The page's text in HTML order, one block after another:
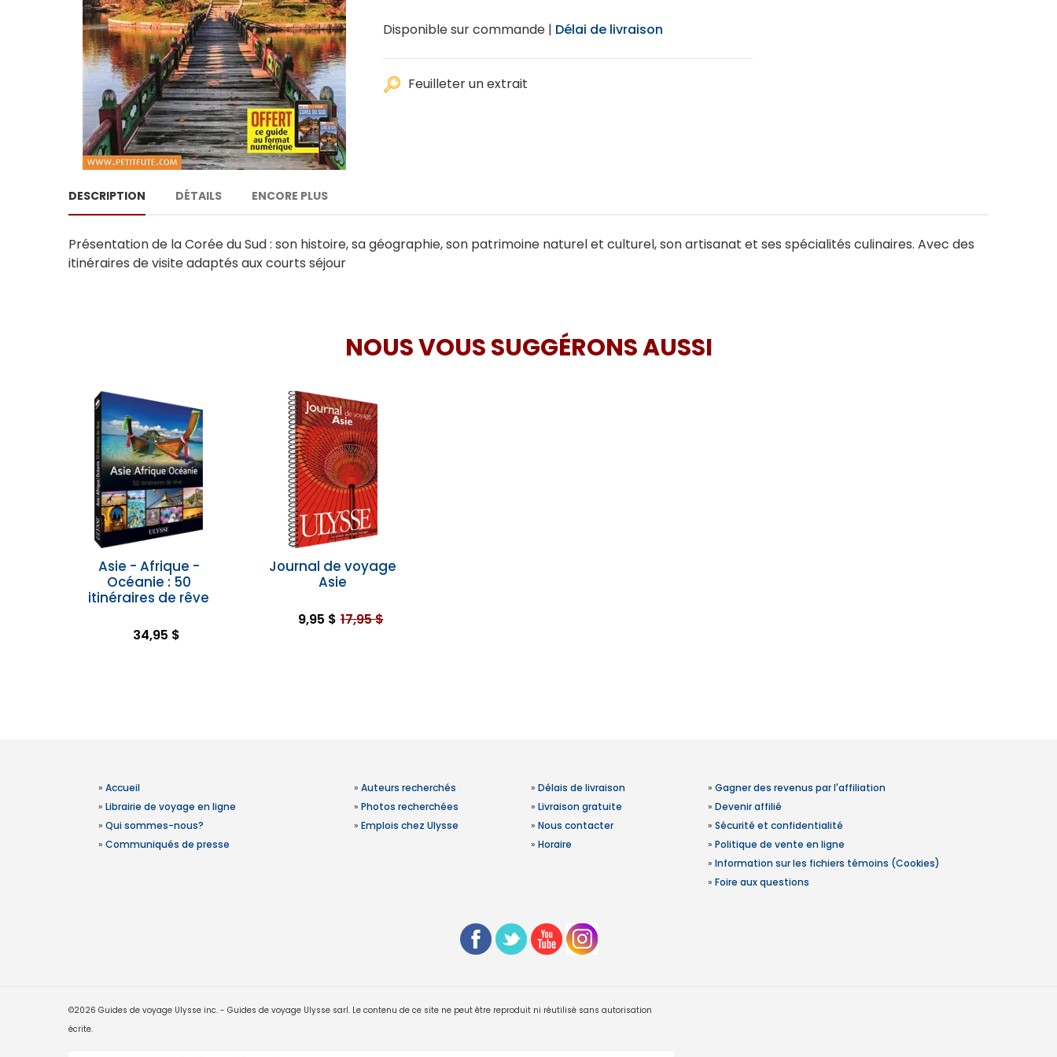
Disponible sur commande | Délai de livraison
Feuilleter un extrait
DESCRIPTION DÉTAILS ENCORE PLUS
Présentation de la Corée du Sud : son histoire, sa géographie, son patrimoine naturel et culturel, son artisanat et ses spécialités culinaires. Avec des
itinéraires de visite adaptés aux courts séjour
NOUS VOUS SUGGÉRONS AUSSI
Asie - Afrique -
Océanie : 50
itinéraires de rêve
34,95 $
Journal de voyage
Asie
9,95 $ 17,95 $
» Accueil
» Librairie de voyage en ligne
» Qui sommes-nous?
» Communiqués de presse
» Auteurs recherchés
» Photos recherchées
» Emplois chez Ulysse
» Délais de livraison
» Livraison gratuite
» Nous contacter
» Horaire
» Gagner des revenus par l'affiliation
» Devenir affilié
» Sécurité et confidentialité
» Politique de vente en ligne
» Information sur les fichiers témoins (Cookies)
» Foire aux questions
©2026 Guides de voyage Ulysse inc. - Guides de voyage Ulysse sarl. Le contenu de ce site ne peut être reproduit ni réutilisé sans autorisation
écrite.